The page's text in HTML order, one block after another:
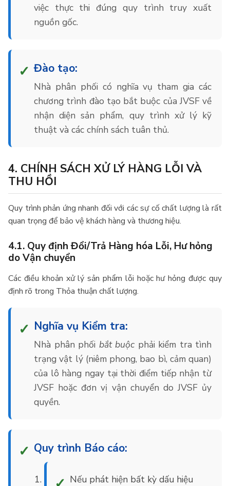
việc thực thi đúng quy trình truy xuất
nguồn gốc.
Đào tạo:
Nhà phân phối có nghĩa vụ tham gia các
chương trình đào tạo bắt buộc của JVSF về
nhận diện sản phẩm, quy trình xử lý kỹ
thuật và các chính sách tuân thủ.
4. CHÍNH SÁCH XỬ LÝ HÀNG LỖI VÀ
THU HỒI
Quy trình phản ứng nhanh đối với các sự cố chất lượng là rất
quan trọng để bảo vệ khách hàng và thương hiệu.
4.1. Quy định Đổi/Trả Hàng hóa Lỗi, Hư hỏng
do Vận chuyển
Các điều khoản xử lý sản phẩm lỗi hoặc hư hỏng được quy
định rõ trong Thỏa thuận chất lượng.
Nghĩa vụ Kiểm tra:
Nhà phân phối bắt buộc phải kiểm tra tình
trạng vật lý (niêm phong, bao bì, cảm quan)
của lô hàng ngay tại thời điểm tiếp nhận từ
JVSF hoặc đơn vị vận chuyển do JVSF ủy
quyền.
Quy trình Báo cáo:
Nếu phát hiện bất kỳ dấu hiệu